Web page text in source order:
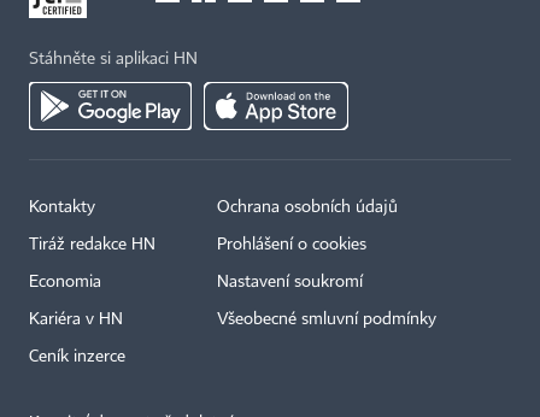
Stáhněte si aplikaci HN
Kontakty
Tiráž redakce HN
Economia
Kariéra v HN
Ceník inzerce
Ochrana osobních údajů
Prohlášení o cookies
Nastavení soukromí
Všeobecné smluvní podmínky